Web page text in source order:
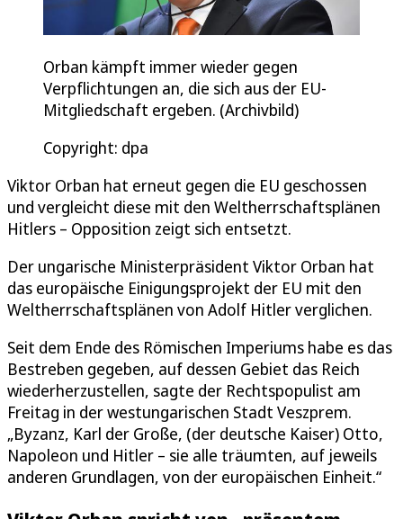
Orban kämpft immer wieder gegen
Verpflichtungen an, die sich aus der EU-
Mitgliedschaft ergeben. (Archivbild)
Copyright: dpa
Viktor Orban hat erneut gegen die EU geschossen
und vergleicht diese mit den Weltherrschaftsplänen
Hitlers – Opposition zeigt sich entsetzt.
Der ungarische Ministerpräsident Viktor Orban hat
das europäische Einigungsprojekt der EU mit den
Weltherrschaftsplänen von Adolf Hitler verglichen.
Seit dem Ende des Römischen Imperiums habe es das
Bestreben gegeben, auf dessen Gebiet das Reich
wiederherzustellen, sagte der Rechtspopulist am
Freitag in der westungarischen Stadt Veszprem.
„Byzanz, Karl der Große, (der deutsche Kaiser) Otto,
Napoleon und Hitler – sie alle träumten, auf jeweils
anderen Grundlagen, von der europäischen Einheit.“